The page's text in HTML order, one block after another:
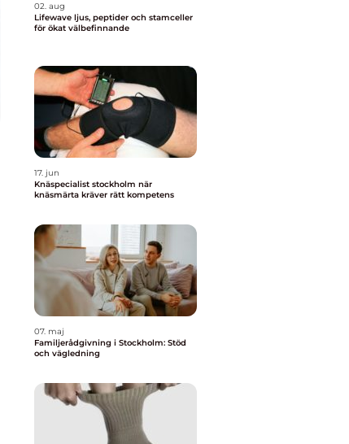
02. aug
Lifewave ljus, peptider och stamceller
för ökat välbefinnande
17. jun
Knäspecialist stockholm när
knäsmärta kräver rätt kompetens
07. maj
Familjerådgivning i Stockholm: Stöd
och vägledning